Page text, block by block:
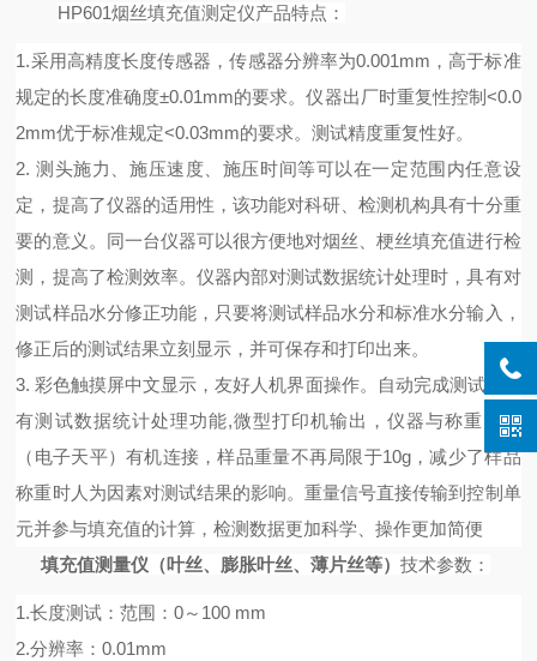
HP601烟丝填充值测定仪产品特点：
1.采用高精度长度传感器，传感器分辨率为0.001mm，高于标准
规定的长度准确度±0.01mm的要求。仪器出厂时重复性控制<0.0
2mm优于标准规定<0.03mm的要求。测试精度重复性好。
2. 测头施力、施压速度、施压时间等可以在一定范围内任意设
定，提高了仪器的适用性，该功能对科研、检测机构具有十分重
要的意义。同一台仪器可以很方便地对烟丝、梗丝填充值进行检
测，提高了检测效率。仪器内部对测试数据统计处理时，具有对
测试样品水分修正功能，只要将测试样品水分和标准水分输入，
修正后的测试结果立刻显示，并可保存和打印出来。
3. 彩色触摸屏中文显示，友好人机界面操作。自动完成测试，具
有测试数据统计处理功能,微型打印机输出，仪器与称重单元
（电子天平）有机连接，样品重量不再局限于10g，减少了样品
称重时人为因素对测试结果的影响。重量信号直接传输到控制单
元并参与填充值的计算，检测数据更加科学、操作更加简便
填充值测量仪（叶丝、膨胀叶丝、薄片丝等）技术参数：
1.长度测试：范围：0～100 mm
2.分辨率：0.01mm